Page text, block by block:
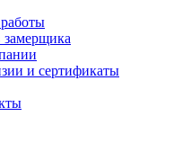
и сертификаты